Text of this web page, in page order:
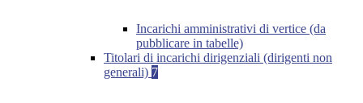
Incarichi amministrativi di vertice (da
pubblicare in tabelle)
Titolari di incarichi dirigenziali (dirigenti non
generali) 7